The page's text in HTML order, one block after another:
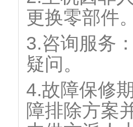
分辨率
显示分辨率
输入信号
小输入相位差
量化误差
报警显示
更换零部件
3.咨询服务
疑问。
4.故障保修
障排除方案